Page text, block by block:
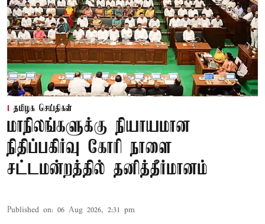
தமிழக செய்திகள்
மாநிலங்களுக்கு நியாயமான
நிதிப்பகிர்வு கோரி நாளை
சட்டமன்றத்தில் தனித்தீர்மானம்
Published on: 06 Aug 2026, 2:31 pm